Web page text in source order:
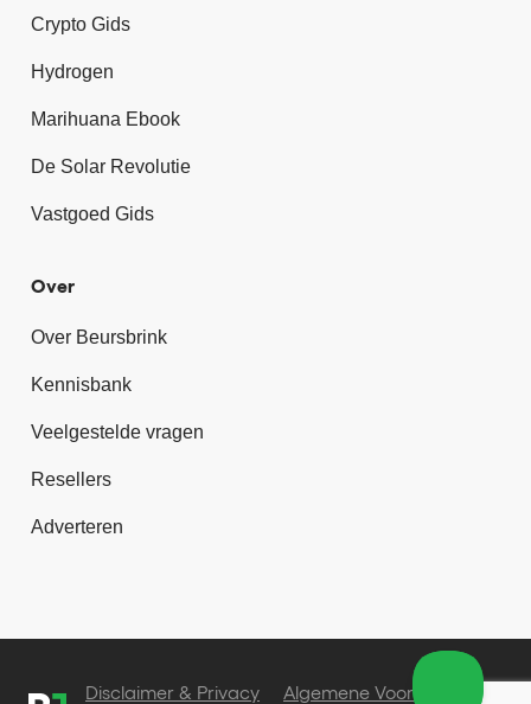
Crypto Gids
Hydrogen
Marihuana Ebook
De Solar Revolutie
Vastgoed Gids
Over
Over Beursbrink
Kennisbank
Veelgestelde vragen
Resellers
Adverteren
Disclaimer & Privacy Algemene Voorwaarden